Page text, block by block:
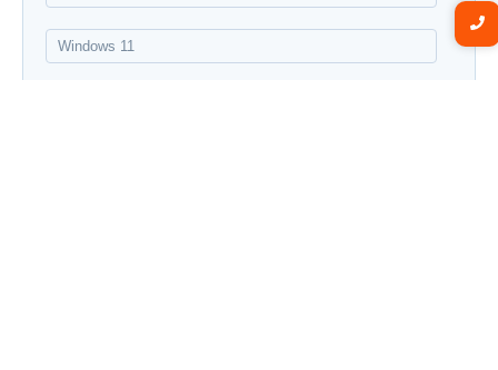
Windows 11